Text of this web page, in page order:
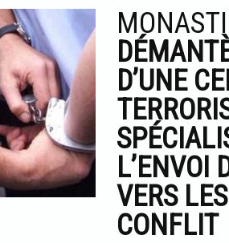
D’UNE
L’ENVOI
VERS
CONFLIT